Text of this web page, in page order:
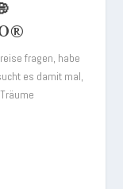
fragen, habe
es damit mal,